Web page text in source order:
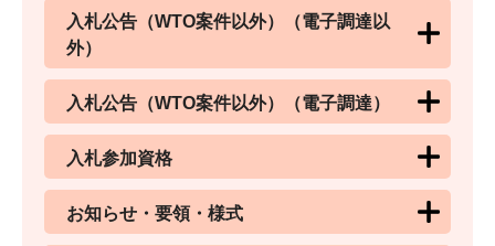
入札公告（WTO案件以外）（電子調達以
外）
入札公告（WTO案件以外）（電子調達）
入札参加資格
お知らせ・要領・様式